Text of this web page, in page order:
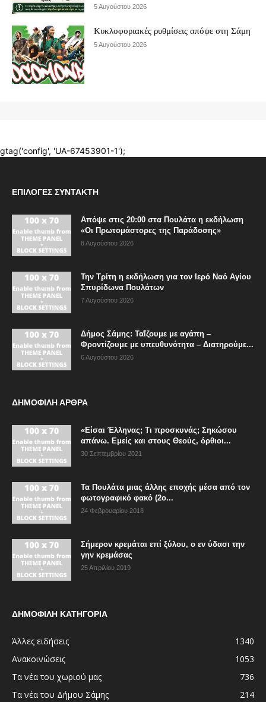
ΕΠΙΛΟΓΈΣ ΣΥΝΤΆΚΤΗ
Απόψε στις 20:00 στα Πουλάτα η εκδήλωση
«Οι Πρωτομάστορες της Παράδοσης»
8 Αυγούστου 2026
Την Τρίτη η εκδήλωση για τον Ιερό Ναό Αγίου
Σπυρίδωνα Πουλάτων
7 Αυγούστου 2026
Δήμος Σάμης: Ταΐζουμε με αγάπη –
Φροντίζουμε με υπευθυνότητα – Διατηρούμε...
6 Αυγούστου 2026
ΔΗΜΟΦΙΛΗ ΑΡΘΡΑ
«Είσαι Έλληνας; Τι προσκυνάς; Σηκώσου
απάνω. Εμείς και στους Θεούς, όρθιοι...
30 Σεπτεμβρίου 2021
Τα Πουλάτα μιας άλλης εποχής μέσα από τον
φωτογραφικό φακό (2ο...
24 Φεβρουαρίου 2018
Σήμερον κρεμάται επί ξύλου, ο εν ύδασι την
γην κρεμάσας
25 Απριλίου 2019
ΔΗΜΟΦΙΛΗ ΚΑΤΗΓΟΡΙΑ
Άλλες ειδήσεις
1340
Ανακοινώσεις
1053
Τα νέα του χωριού μας
736
Τα νέα του Δήμου Σάμης
214